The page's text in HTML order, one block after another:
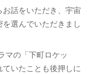
話をいただき、宇宙
選んでいただきまし
マの「下町ロケッ
ていたことも後押しに